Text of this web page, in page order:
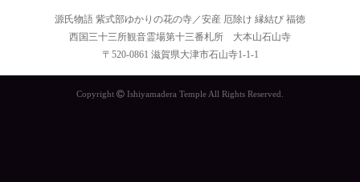
源氏物語 紫式部ゆかりの花の寺／安産 厄除け 縁結び 福徳
西国三十三所観音霊場第十三番札所 大本山石山寺
〒520-0861 滋賀県大津市石山寺1-1-1
Copyright Ishiyamadera Temple All Rights Reserved.